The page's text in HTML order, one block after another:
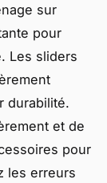
sur
pour
Les sliders
durabilité.
et de
pour
les erreurs